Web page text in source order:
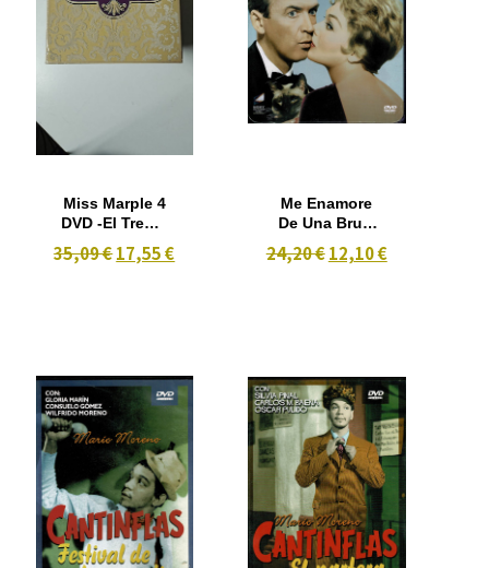
Miss Marple 4
DVD -El Tren a
(1961)-
35,09 €17,55 €
Me Enamore
De Una Bruja
24,20 € 12,10 €